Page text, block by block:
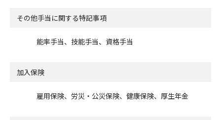
その他手当に関する特記事項
能率手当、技能手当、資格手当
加入保険
雇用保険、労災・公災保険、健康保険、厚生年金